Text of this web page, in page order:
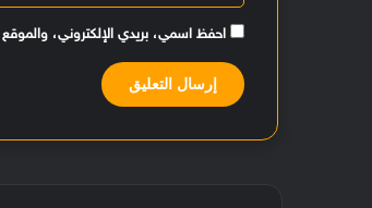
احفظ اسمي، بريدي الإلكتروني،